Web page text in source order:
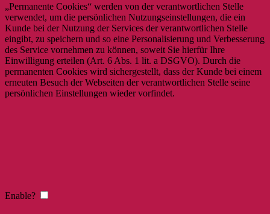
„Permanente Cookies“ werden von der verantwortlichen Stelle
verwendet, um die persönlichen Nutzungseinstellungen, die ein
Kunde bei der Nutzung der Services der verantwortlichen Stelle
eingibt, zu speichern und so eine Personalisierung und Verbesserung
des Service vornehmen zu können, soweit Sie hierfür Ihre
Einwilligung erteilen (Art. 6 Abs. 1 lit. a DSGVO). Durch die
permanenten Cookies wird sichergestellt, dass der Kunde bei einem
erneuten Besuch der Webseiten der verantwortlichen Stelle seine
persönlichen Einstellungen wieder vorfindet.
Enable?